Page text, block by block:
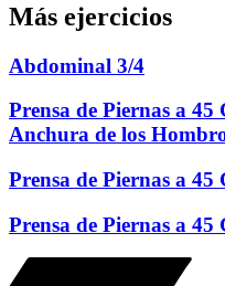
Más ejercicios
Abdominal 3/4
Prensa de Piernas a
Anchura de los
Prensa de Piernas a
Prensa de Piernas a